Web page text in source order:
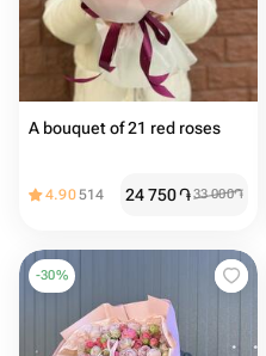
A bouquet of 21 red roses
4.90514 24 750֏33 000֏
-30%